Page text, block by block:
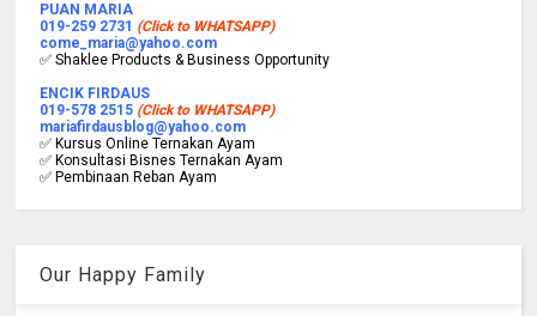
PUAN MARIA
019-259 2731 (Click to WHATSAPP)
come_maria@yahoo.com
✅ Shaklee Products & Business Opportunity
ENCIK FIRDAUS
019-578 2515 (Click to WHATSAPP)
mariafirdausblog@yahoo.com
✅ Kursus Online Ternakan Ayam
✅ Konsultasi Bisnes Ternakan Ayam
✅ Pembinaan Reban Ayam
Our Happy Family